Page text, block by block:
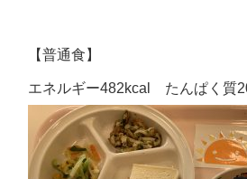
【普通食】
エネルギー482kcal たんぱく質